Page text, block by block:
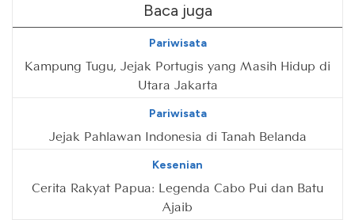
Baca juga
Pariwisata
Kampung Tugu, Jejak Portugis yang Masih Hidup di
Utara Jakarta
Pariwisata
Jejak Pahlawan Indonesia di Tanah Belanda
Kesenian
Cerita Rakyat Papua: Legenda Cabo Pui dan Batu
Ajaib